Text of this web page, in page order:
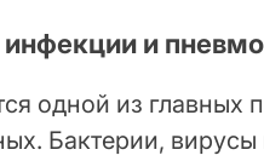
и
одной из главных
Бактерии, вирусы